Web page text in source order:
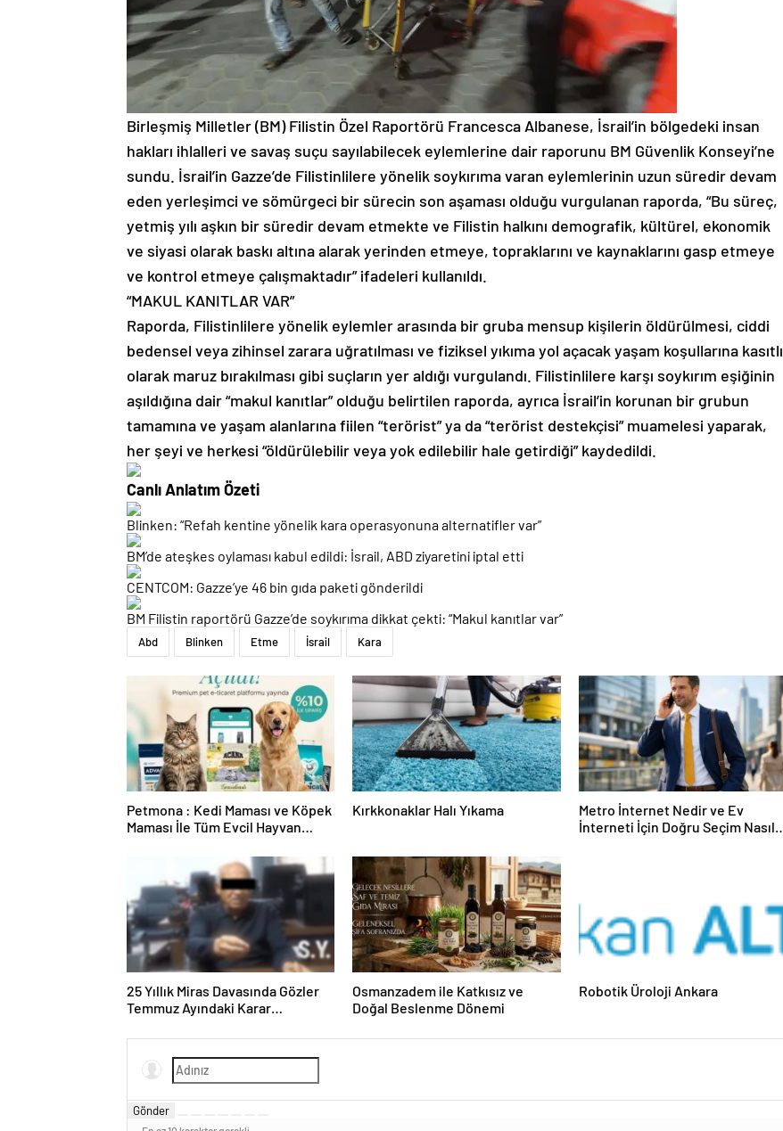
Birleşmiş Milletler (BM) Filistin Özel Raportörü Francesca Albanese, İsrail’in bölgedeki insan
hakları ihlalleri ve savaş suçu sayılabilecek eylemlerine dair raporunu BM Güvenlik Konseyi’ne
sundu. İsrail’in Gazze’de Filistinlilere yönelik soykırıma varan eylemlerinin uzun süredir devam
eden yerleşimci ve sömürgeci bir sürecin son aşaması olduğu vurgulanan raporda, “Bu süreç,
yetmiş yılı aşkın bir süredir devam etmekte ve Filistin halkını demografik, kültürel, ekonomik
ve siyasi olarak baskı altına alarak yerinden etmeye, topraklarını ve kaynaklarını gasp etmeye
ve kontrol etmeye çalışmaktadır” ifadeleri kullanıldı.
“MAKUL KANITLAR VAR”
Raporda, Filistinlilere yönelik eylemler arasında bir gruba mensup kişilerin öldürülmesi, ciddi
bedensel veya zihinsel zarara uğratılması ve fiziksel yıkıma yol açacak yaşam koşullarına kasıtlı
olarak maruz bırakılması gibi suçların yer aldığı vurgulandı. Filistinlilere karşı soykırım eşiğinin
aşıldığına dair “makul kanıtlar” olduğu belirtilen raporda, ayrıca İsrail’in korunan bir grubun
tamamına ve yaşam alanlarına fiilen “terörist” ya da “terörist destekçisi” muamelesi yaparak,
her şeyi ve herkesi “öldürülebilir veya yok edilebilir hale getirdiği” kaydedildi.
Canlı Anlatım Özeti
Blinken: “Refah kentine yönelik kara operasyonuna alternatifler var”
BM’de ateşkes oylaması kabul edildi: İsrail, ABD ziyaretini iptal etti
CENTCOM: Gazze’ye 46 bin gıda paketi gönderildi
BM Filistin raportörü Gazze’de soykırıma dikkat çekti: “Makul kanıtlar var”
Abd Blinken Etme İsrail Kara
Petmona : Kedi Maması ve Köpek
Maması İle Tüm Evcil Hayvan
Kırkkonaklar Halı Yıkama
Metro İnternet Nedir ve Ev
İnterneti İçin Doğru Seçim Nasıl
25 Yıllık Miras Davasında Gözler
Temmuz Ayındaki Karar
Osmanzadem ile Katkısız ve
Doğal Beslenme Dönemi
Robotik Üroloji Ankara
Gönder